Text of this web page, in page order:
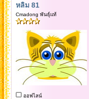
หลิม 81
Cmadong พันธุ์แท้
ออฟไลน์